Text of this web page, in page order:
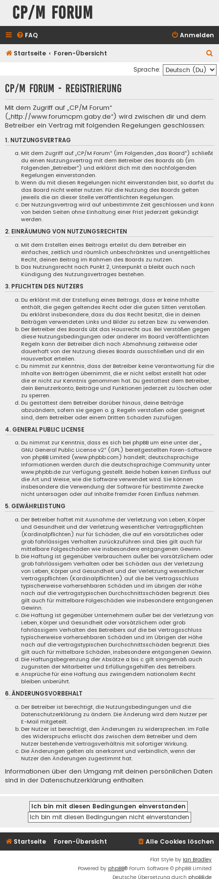
CP/M Forum
FAQ Anmelden
Startseite Foren-Übersicht
u
c
Sprache:
CP/M Forum - Registrierung
Mit dem Zugriff auf „CP/M Forum“
(„http://www.forumcpm.gaby.de“) wird zwischen dir und dem
Betreiber ein Vertrag mit folgenden Regelungen geschlossen:
1. NUTZUNGSVERTRAG
Mit dem Zugriff auf „CP/M Forum“ (im Folgenden „das Board“) schließt
du einen Nutzungsvertrag mit dem Betreiber des Boards ab (im
Folgenden „Betreiber“) und erklärst dich mit den nachfolgenden
Regelungen einverstanden.
Wenn du mit diesen Regelungen nicht einverstanden bist, so darfst du
das Board nicht weiter nutzen. Für die Nutzung des Boards gelten
jeweils die an dieser Stelle veröffentlichten Regelungen.
Der Nutzungsvertrag wird auf unbestimmte Zeit geschlossen und kann
von beiden Seiten ohne Einhaltung einer Frist jederzeit gekündigt
werden.
2. EINRÄUMUNG VON NUTZUNGSRECHTEN
Mit dem Erstellen eines Beitrags erteilst du dem Betreiber ein
einfaches, zeitlich und räumlich unbeschränktes und unentgeltliches
Recht, deinen Beitrag im Rahmen des Boards zu nutzen.
Das Nutzungsrecht nach Punkt 2, Unterpunkt a bleibt auch nach
Kündigung des Nutzungsvertrages bestehen.
3. PFLICHTEN DES NUTZERS
Du erklärst mit der Erstellung eines Beitrags, dass er keine Inhalte
enthält, die gegen geltendes Recht oder die guten Sitten verstoßen.
Du erklärst insbesondere, dass du das Recht besitzt, die in deinen
Beiträgen verwendeten Links und Bilder zu setzen bzw. zu verwenden.
Der Betreiber des Boards übt das Hausrecht aus. Bei Verstößen gegen
diese Nutzungsbedingungen oder anderer im Board veröffentlichten
Regeln kann der Betreiber dich nach Abmahnung zeitweise oder
dauerhaft von der Nutzung dieses Boards ausschließen und dir ein
Hausverbot erteilen.
Du nimmst zur Kenntnis, dass der Betreiber keine Verantwortung für die
Inhalte von Beiträgen übernimmt, die er nicht selbst erstellt hat oder
die er nicht zur Kenntnis genommen hat. Du gestattest dem Betreiber,
dein Benutzerkonto, Beiträge und Funktionen jederzeit zu löschen oder
zu sperren.
Du gestattest dem Betreiber darüber hinaus, deine Beiträge
abzuändern, sofern sie gegen o. g. Regeln verstoßen oder geeignet
sind, dem Betreiber oder einem Dritten Schaden zuzufügen.
4. GENERAL PUBLIC LICENSE
Du nimmst zur Kenntnis, dass es sich bei phpBB um eine unter der „
GNU General Public License v2“ (GPL) bereitgestellten Foren-Software
von phpBB Limited (www.phpbb.com) handelt; deutschsprachige
Informationen werden durch die deutschsprachige Community unter
www.phpbb.de zur Verfügung gestellt. Beide haben keinen Einfluss auf
die Art und Weise, wie die Software verwendet wird. Sie können
insbesondere die Verwendung der Software für bestimmte Zwecke
nicht untersagen oder auf Inhalte fremder Foren Einfluss nehmen.
5. GEWÄHRLEISTUNG
Der Betreiber haftet mit Ausnahme der Verletzung von Leben, Körper
und Gesundheit und der Verletzung wesentlicher Vertragspflichten
(Kardinalpflichten) nur für Schäden, die auf ein vorsätzliches oder
grob fahrlässiges Verhalten zurückzuführen sind. Dies gilt auch für
mittelbare Folgeschäden wie insbesondere entgangenen Gewinn.
Die Haftung ist gegenüber Verbrauchern außer bei vorsätzlichem oder
grob fahrlässigem Verhalten oder bei Schäden aus der Verletzung
von Leben, Körper und Gesundheit und der Verletzung wesentlicher
Vertragspflichten (Kardinalpflichten) auf die bei Vertragsschluss
typischerweise vorhersehbaren Schäden und im übrigen der Höhe
nach auf die vertragstypischen Durchschnittsschäden begrenzt. Dies
gilt auch für mittelbare Folgeschäden wie insbesondere entgangenen
Gewinn.
Die Haftung ist gegenüber Unternehmern außer bei der Verletzung von
Leben, Körper und Gesundheit oder vorsätzlichem oder grob
fahrlässigem Verhalten des Betreibers auf die bei Vertragsschluss
typischerweise vorhersehbaren Schäden und im Übrigen der Höhe
nach auf die vertragstypischen Durchschnittsschäden begrenzt. Dies
gilt auch für mittelbare Schäden, insbesondere entgangenen Gewinn.
Die Haftungsbegrenzung der Absätze a bis c gilt sinngemäß auch
zugunsten der Mitarbeiter und Erfüllungsgehilfen des Betreibers.
Ansprüche für eine Haftung aus zwingendem nationalem Recht
bleiben unberührt.
6. ÄNDERUNGSVORBEHALT
Der Betreiber ist berechtigt, die Nutzungsbedingungen und die
Datenschutzerklärung zu ändern. Die Änderung wird dem Nutzer per
E-Mail mitgeteilt.
Der Nutzer ist berechtigt, den Änderungen zu widersprechen. Im Falle
des Widerspruchs erlischt das zwischen dem Betreiber und dem
Nutzer bestehende Vertragsverhältnis mit sofortiger Wirkung.
Die Änderungen gelten als anerkannt und verbindlich, wenn der
Nutzer den Änderungen zugestimmt hat.
Informationen über den Umgang mit deinen persönlichen Daten
sind in der Datenschutzerklärung enthalten.
Startseite Foren-Übersicht Alle Cookies löschen
Flat Style by Ian Bradley
Powered by phpBB® Forum Software © phpBB Limited
Deutsche Übersetzung durch phpBB.de